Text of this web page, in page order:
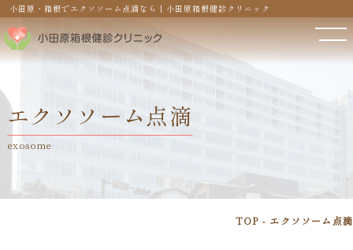
小田原・箱根でエクソソーム点滴なら | 小田原箱根健診クリニック
エクソソーム点滴
exosome
TOP エクソソーム点滴